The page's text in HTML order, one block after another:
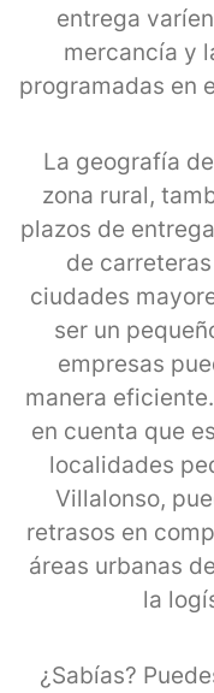
entrega
mercancía y
programadas en
La geografía
zona rural,
plazos de
de
ciudades
ser un
empresas
manera
en cuenta que
localidades
Villalonso,
retrasos en
áreas urbanas
la
¿Sabías?